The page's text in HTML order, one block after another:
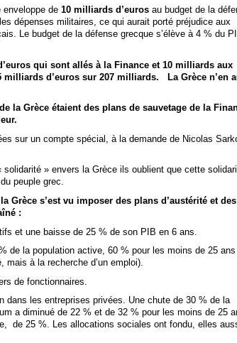
enveloppe de 10 milliards d’eurosau budget de la
dépenses militaires, ce qui aurait porté préjudice aux
Le budget de la défense grecque s’élève à 4 % du
qui sont allés à la Finance et 10 milliards aux
milliards d’euros sur 207 milliards. La Grèce n’en
la Grèce étaient des plans de sauvetage de la
sur un compte spécial, à la demande de Nicolas
solidarité » envers la Grèce ils oublient que cette
peuple grec.
Grèce s’est vu imposer des plans d’austérité et des
:
et une baisse de 25 % de son PIB en 6 ans.
de la population active, 60 % pour les moins de 25 ans
mais à la recherche d’un emploi).
de fonctionnaires.
dans les entreprises privées. Une chute de 30 % de la
a diminué de 22 % et de 32 % pour les moins de 25
de 25 %. Les allocations sociales ont fondu, elles